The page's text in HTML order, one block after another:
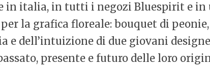
in italia, in tutti i negozi Bluespirit e in
la grafica floreale: bouquet di
dell’intuizione di due giovani
presente e futuro delle loro